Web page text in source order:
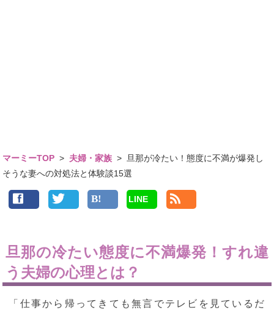
マーミーTOP > 夫婦・家族 >
旦那が冷たい！態度に不満が爆発し
そうな妻への対処法と体験談15選
LINE
旦那の冷たい態度に不満爆発！すれ違
う夫婦の心理とは？
「仕事から帰ってきても無言でテレビを見ているだ